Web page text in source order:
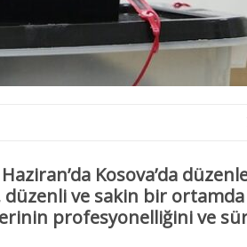
Kosova’da
ve sakin bir ortamda
profesyonelliğini ve